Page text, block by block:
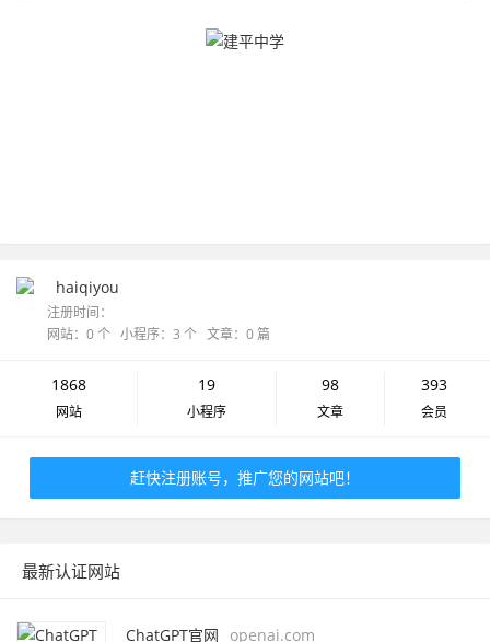
haiqiyou
注册时间：
网站：0 个 小程序：3 个 文章：0 篇
1868
网站
19
小程序
98
文章
393
会员
赶快注册账号，推广您的网站吧！
最新认证网站
ChatGPT官网 openai.com